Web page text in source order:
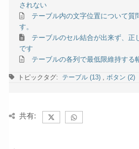
されない
テーブル内の文字位置について質
す。
テーブルのセル結合が出来ず、正
です
テーブルの各列で最低限維持する
トピックタグ: テーブル (13) ボタン (2)
共有: